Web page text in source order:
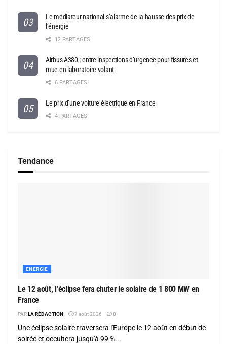
Le médiateur national s’alarme de la hausse des prix de
l’énergie
12 PARTAGES
Airbus A380 : entre inspections d’urgence pour fissures et
mue en laboratoire volant
6 PARTAGES
Le prix d’une voiture électrique en France
4 PARTAGES
Tendance
ENERGIE
Le 12 août, l’éclipse fera chuter le solaire de 1 800 MW en
France
PARLA RÉDACTION 7 août 2026 0
Une éclipse solaire traversera l'Europe le 12 août en début de
soirée et occultera jusqu'à 99 %...